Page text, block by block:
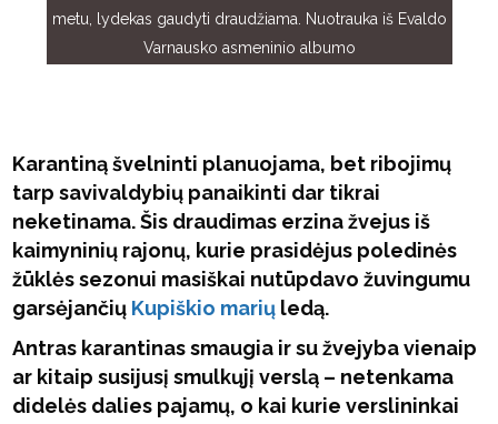
metu, lydekas gaudyti draudžiama. Nuotrauka iš Evaldo
Varnausko asmeninio albumo
Karantiną švelninti planuojama, bet ribojimų
tarp savivaldybių panaikinti dar tikrai
neketinama. Šis draudimas erzina žvejus iš
kaimyninių rajonų, kurie prasidėjus poledinės
žūklės sezonui masiškai nutūpdavo žuvingumu
garsėjančių Kupiškio marių ledą.
Antras karantinas smaugia ir su žvejyba vienaip
ar kitaip susijusį smulkųjį verslą – netenkama
didelės dalies pajamų, o kai kurie verslininkai